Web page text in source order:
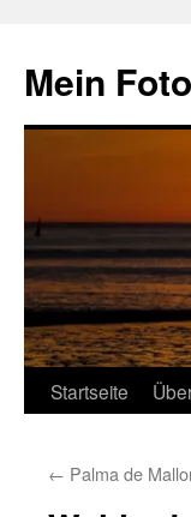
springen
Mein
Startseite
← Palma de